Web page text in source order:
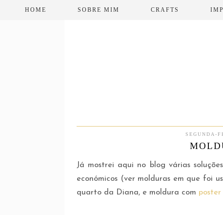
HOME SOBRE MIM CRAFTS
SEGUNDA-
Já mostrei aqui no blog várias
económicos (ver molduras em que foi
quarto da Diana, e moldura com poster